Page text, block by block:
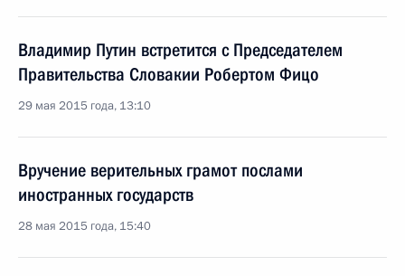
Владимир Путин встретится с Председателем
Правительства Словакии Робертом Фицо
29 мая 2015 года, 13:10
Вручение верительных грамот послами
иностранных государств
28 мая 2015 года, 15:40